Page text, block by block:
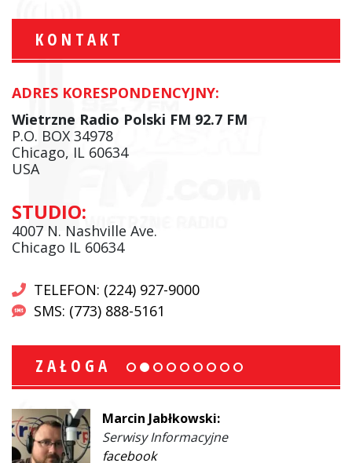
KONTAKT
ADRES KORESPONDENCYJNY:
Wietrzne Radio Polski FM 92.7 FM
P.O. BOX 34978
Chicago, IL 60634
USA
STUDIO:
4007 N. Nashville Ave.
Chicago IL 60634
TELEFON: (224) 927-9000
SMS: (773) 888-5161
ZAŁOGA
Marcin Jabłkowski:
Serwisy Informacyjne
facebook